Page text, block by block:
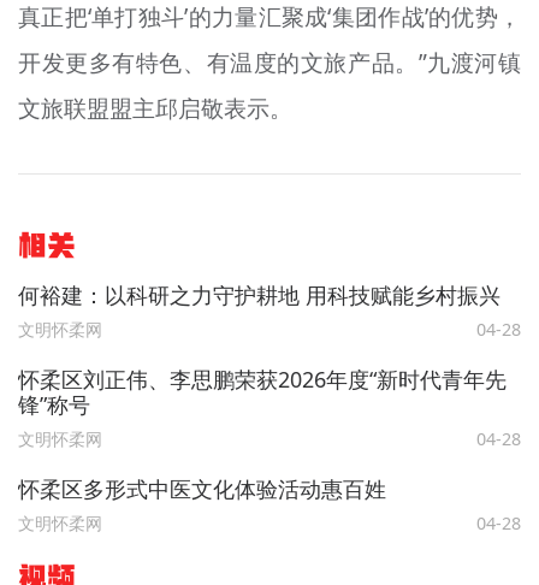
真正把‘单打独斗’的力量汇聚成‘集团作战’的优势，
开发更多有特色、有温度的文旅产品。”九渡河镇
文旅联盟盟主邱启敬表示。
相关
何裕建：以科研之力守护耕地 用科技赋能乡村振兴
文明怀柔网 04-28
怀柔区刘正伟、李思鹏荣获2026年度“新时代青年先
锋”称号
文明怀柔网 04-28
怀柔区多形式中医文化体验活动惠百姓
文明怀柔网 04-28
视频